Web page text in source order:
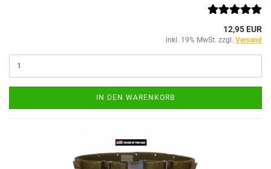
12,95 EUR
inkl. 19% MwSt. zzgl. Versand
IN DEN WARENKORB